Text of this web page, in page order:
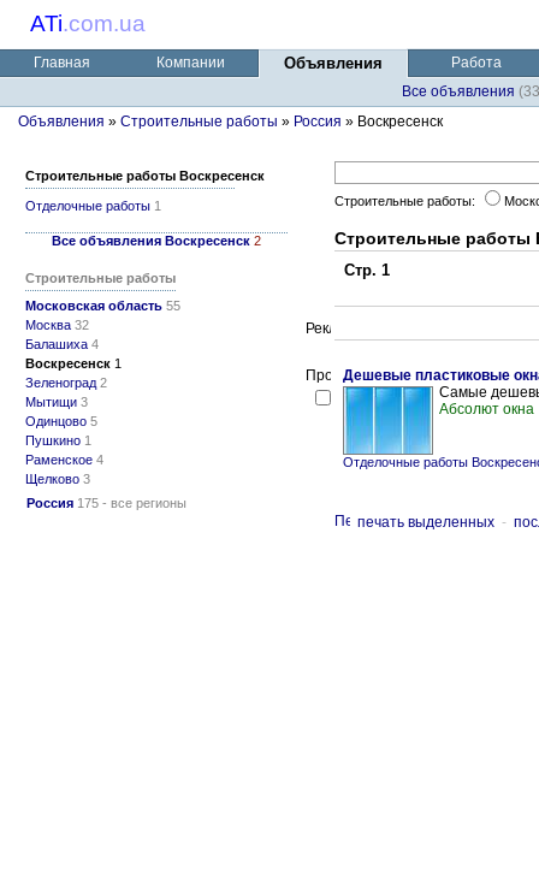
ATi.com.ua
Главная Компании Объявления
Работа
Все объявления
Объявления » Строительные работы » Россия » Воскресенск
Строительные работы Воскресенск
Отделочные работы 1
Все объявления Воскресенск 2
Строительные работы
Московская область 55
Москва 32
Балашиха 4
Воскресенск 1
Зеленоград 2
Мытищи 3
Одинцово 5
Пушкино 1
Раменское 4
Щелково 3
Россия 175 - все регионы
Строительные работы:
Строительные работы
Стр. 1
Дешевые пластиковые
Самые
Абсолют окна
Отделочные работы
печать выделенных -